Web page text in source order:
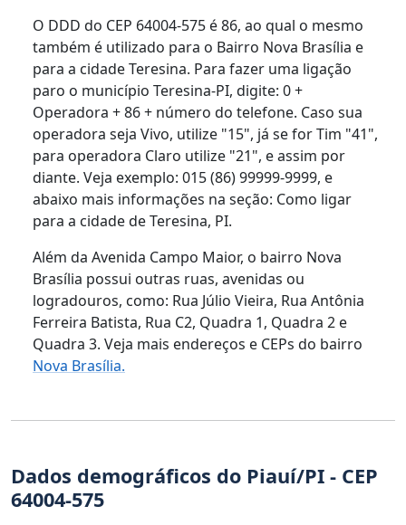
O DDD do CEP 64004-575 é 86, ao qual o mesmo
também é utilizado para o Bairro Nova Brasília e
para a cidade Teresina. Para fazer uma ligação
paro o município Teresina-PI, digite: 0 +
Operadora + 86 + número do telefone. Caso sua
operadora seja Vivo, utilize "15", já se for Tim "41",
para operadora Claro utilize "21", e assim por
diante. Veja exemplo: 015 (86) 99999-9999, e
abaixo mais informações na seção: Como ligar
para a cidade de Teresina, PI.
Além da Avenida Campo Maior, o bairro Nova
Brasília possui outras ruas, avenidas ou
logradouros, como: Rua Júlio Vieira, Rua Antônia
Ferreira Batista, Rua C2, Quadra 1, Quadra 2 e
Quadra 3. Veja mais endereços e CEPs do bairro
Nova Brasília.
Dados demográficos do Piauí/PI - CEP
64004-575